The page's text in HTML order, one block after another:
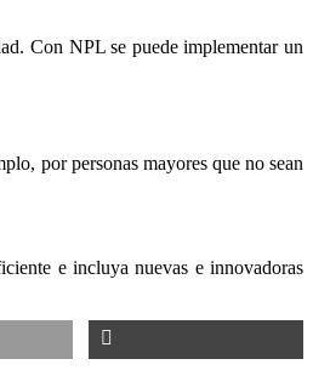
Con NPL se puede implementar un
por personas mayores que no sean
e incluya nuevas e innovadoras